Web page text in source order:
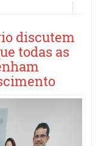
discutem
todas as